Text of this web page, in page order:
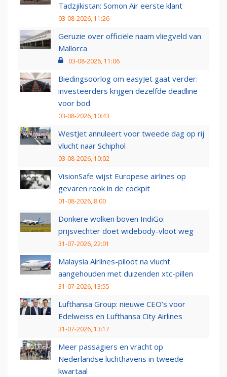
Tadzjikistan: Somon Air eerste klant
03-08-2026, 11:26
Geruzie over officiële naam vliegveld van
Mallorca
03-08-2026, 11:06
Biedingsoorlog om easyJet gaat verder:
investeerders krijgen dezelfde deadline
voor bod
03-08-2026, 10:43
WestJet annuleert voor tweede dag op rij
vlucht naar Schiphol
03-08-2026, 10:02
VisionSafe wijst Europese airlines op
gevaren rook in de cockpit
01-08-2026, 8:00
Donkere wolken boven IndiGo:
prijsvechter doet widebody-vloot weg
31-07-2026, 22:01
Malaysia Airlines-piloot na vlucht
aangehouden met duizenden xtc-pillen
31-07-2026, 13:55
Lufthansa Group: nieuwe CEO’s voor
Edelweiss en Lufthansa City Airlines
31-07-2026, 13:17
Meer passagiers en vracht op
Nederlandse luchthavens in tweede
kwartaal